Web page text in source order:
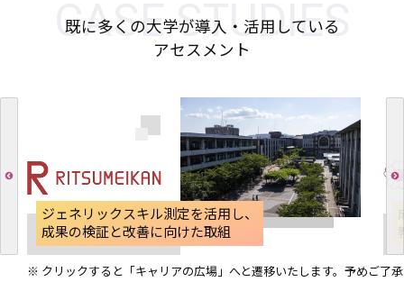
CASE STUDIES
既に多くの大学が導入・活用している
アセスメント
ジェネリックスキル測定を活用し、
成果の検証と改善に向けた取組
※ クリックすると「キャリアの広場」へと遷移いたします。予めご了承